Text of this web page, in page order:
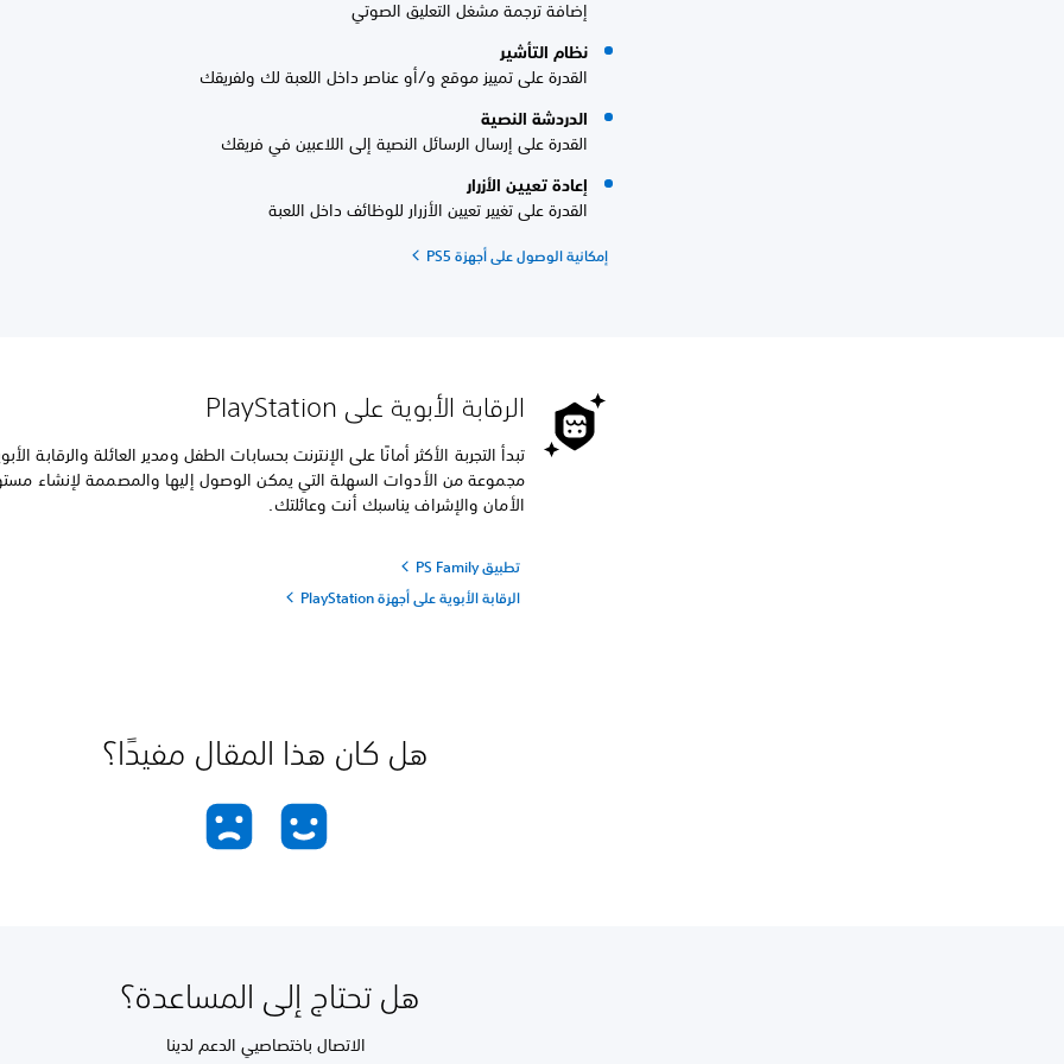
إضافة ترجمة مشغل التعليق الصوتي
نظام التأشير
القدرة على تمييز موقع و/أو عناصر داخل اللعبة لك ولفريقك
الدردشة النصية
القدرة على إرسال الرسائل النصية إلى اللاعبين في فريقك
إعادة تعيين الأزرار
القدرة على تغيير تعيين الأزرار للوظائف داخل اللعبة
إمكانية الوصول على أجهزة PS5
الرقابة الأبوية على PlayStation
تبدأ التجربة الأكثر أمانًا على الإنترنت بحسابات الطفل ومدير العائلة والرقابة
مجموعة من الأدوات السهلة التي يمكن الوصول إليها والمصممة لإنشاء
الأمان والإشراف يناسبك أنت وعائلتك.
تطبيق PS Family
الرقابة الأبوية على أجهزة PlayStation
هل كان هذا المقال مفيدًا؟
هل تحتاج إلى المساعدة؟
الاتصال باختصاصيي الدعم لدينا